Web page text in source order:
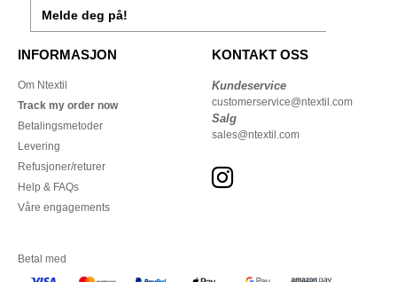
Melde deg på!
INFORMASJON
Om Ntextil
Track my order now
Betalingsmetoder
Levering
Refusjoner/returer
Help & FAQs
Våre engagements
KONTAKT OSS
Kundeservice
customerservice@ntextil.com
Salg
sales@ntextil.com
Betal med